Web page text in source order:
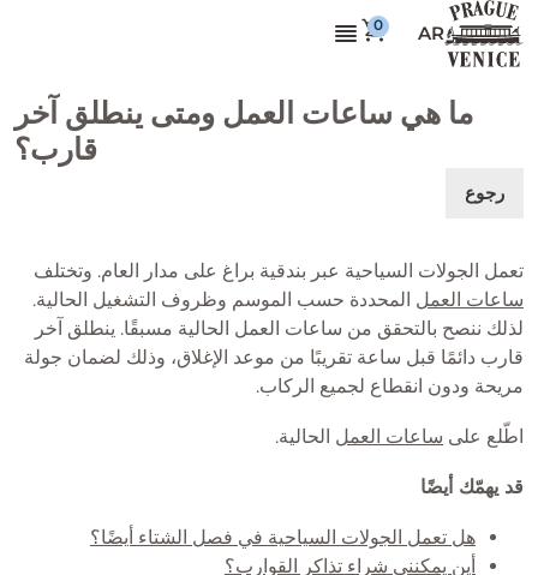
AR
ما هي ساعات العمل ومتى ينطلق آخر
قارب؟
رجوع
تعمل الجولات السياحية عبر بندقية براغ على مدار العام. وتختلف
ساعات العمل المحددة حسب الموسم وظروف التشغيل الحالية.
لذلك ننصح بالتحقق من ساعات العمل الحالية مسبقًا. ينطلق آخر
قارب دائمًا قبل ساعة تقريبًا من موعد الإغلاق، وذلك لضمان جولة
مريحة ودون انقطاع لجميع الركاب.
اطّلع على ساعات العمل الحالية.
قد يهمّك أيضًا
هل تعمل الجولات السياحية في فصل الشتاء أيضًا؟
أين يمكنني شراء تذاكر القوارب؟